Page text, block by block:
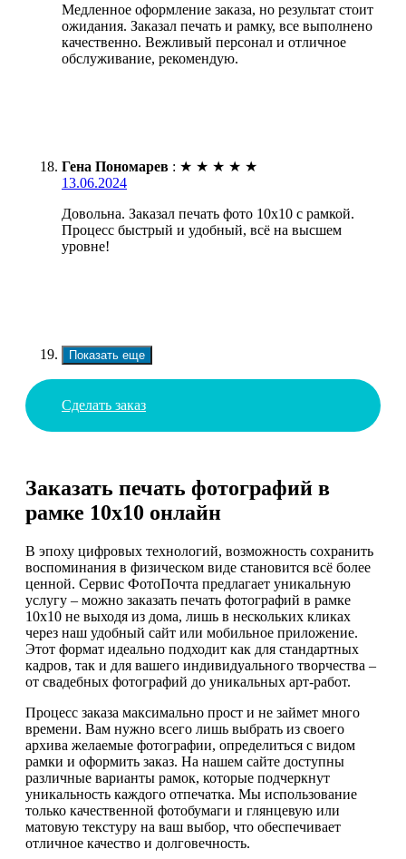
Медленное оформление заказа, но результат стоит
ожидания. Заказал печать и рамку, все выполнено
качественно. Вежливый персонал и отличное
обслуживание, рекомендую.
Гена Пономарев : ★ ★ ★ ★ ★
13.06.2024
Довольна. Заказал печать фото 10х10 с рамкой.
Процесс быстрый и удобный, всё на высшем
уровне!
Показать еще
Сделать заказ
Заказать печать фотографий в
рамке 10х10 онлайн
В эпоху цифровых технологий, возможность сохранить
воспоминания в физическом виде становится всё более
ценной. Сервис ФотоПочта предлагает уникальную
услугу – можно заказать печать фотографий в рамке
10х10 не выходя из дома, лишь в нескольких кликах
через наш удобный сайт или мобильное приложение.
Этот формат идеально подходит как для стандартных
кадров, так и для вашего индивидуального творчества –
от свадебных фотографий до уникальных арт-работ.
Процесс заказа максимально прост и не займет много
времени. Вам нужно всего лишь выбрать из своего
архива желаемые фотографии, определиться с видом
рамки и оформить заказ. На нашем сайте доступны
различные варианты рамок, которые подчеркнут
уникальность каждого отпечатка. Мы использование
только качественной фотобумаги и глянцевую или
матовую текстуру на ваш выбор, что обеспечивает
отличное качество и долговечность.